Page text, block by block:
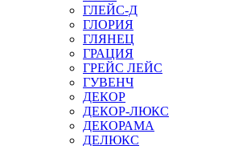
ГЛЕЙС-Д
ГЛОРИЯ
ГЛЯНЕЦ
ГРАЦИЯ
ГРЕЙС ЛЕЙС
ГУВЕНЧ
ДЕКОР
ДЕКОР-ЛЮКС
ДЕКОРАМА
ДЕЛЮКС